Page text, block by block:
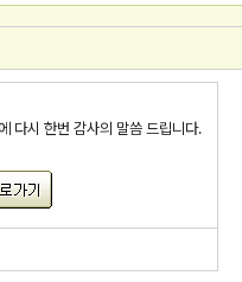
다시 한번 감사의 말씀 드립니다.